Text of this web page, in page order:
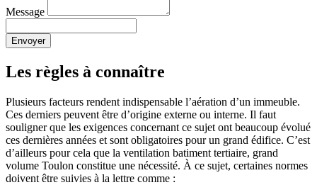
Message
Envoyer
Les règles à connaître
Plusieurs facteurs rendent indispensable l’aération d’un immeuble.
Ces derniers peuvent être d’origine externe ou interne. Il faut
souligner que les exigences concernant ce sujet ont beaucoup évolué
ces dernières années et sont obligatoires pour un grand édifice. C’est
d’ailleurs pour cela que la ventilation batiment tertiaire, grand
volume Toulon constitue une nécessité. À ce sujet, certaines normes
doivent être suivies à la lettre comme :